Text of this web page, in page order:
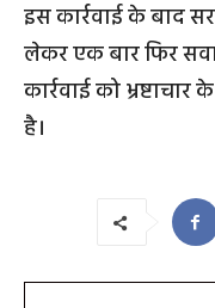
इस कार्रवाई के बाद
लेकर एक बार फिर
कार्रवाई को
है।